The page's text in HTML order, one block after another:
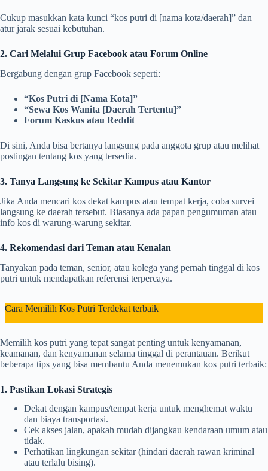
Cukup masukkan kata kunci “kos putri di [nama kota/daerah]” dan
atur jarak sesuai kebutuhan.
2. Cari Melalui Grup Facebook atau Forum Online
Bergabung dengan grup Facebook seperti:
“Kos Putri di [Nama Kota]”
“Sewa Kos Wanita [Daerah Tertentu]”
Forum Kaskus atau Reddit
Di sini, Anda bisa bertanya langsung pada anggota grup atau melihat
postingan tentang kos yang tersedia.
3. Tanya Langsung ke Sekitar Kampus atau Kantor
Jika Anda mencari kos dekat kampus atau tempat kerja, coba survei
langsung ke daerah tersebut. Biasanya ada papan pengumuman atau
info kos di warung-warung sekitar.
4. Rekomendasi dari Teman atau Kenalan
Tanyakan pada teman, senior, atau kolega yang pernah tinggal di kos
putri untuk mendapatkan referensi terpercaya.
Cara Memilih Kos Putri Terdekat terbaik
Memilih kos putri yang tepat sangat penting untuk kenyamanan,
keamanan, dan kenyamanan selama tinggal di perantauan. Berikut
beberapa tips yang bisa membantu Anda menemukan kos putri terbaik:
1. Pastikan Lokasi Strategis
Dekat dengan kampus/tempat kerja untuk menghemat waktu
dan biaya transportasi.
Cek akses jalan, apakah mudah dijangkau kendaraan umum atau
tidak.
Perhatikan lingkungan sekitar (hindari daerah rawan kriminal
atau terlalu bising).